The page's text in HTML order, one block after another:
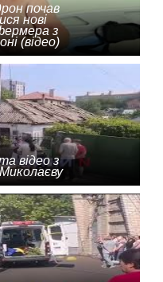
почав
нові
з
(відео)
відео з